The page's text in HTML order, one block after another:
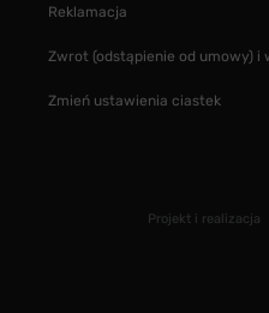
Reklamacja
Zwrot (odstąpienie od umowy) i
Zmień ustawienia ciastek
Projekt i realizacja